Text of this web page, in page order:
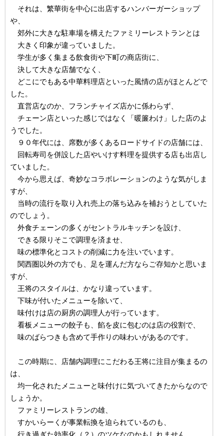
それは、繁華街を中心に出店するハンバーガーショップ
や、
郊外に大きな駐車場を構えたファミリーレストランとは
大きく印象が違っていました。
学生が多く集まる飲食街や下町の商店街に、
決して大きな店舗でなく、
どこにでもある中華料理店といった風情の店がほとんどで
した。
直営店なのか、フランチャイズ店かに係わらず、
チェーン店といった感じではなく「暖簾わけ」した店のよ
うでした。
９０年代には、席数が多くあるロードサイドの店舗には、
回転寿司を併設した店やいけす料理を提供する店も出店し
ていました。
今から思えば、奇妙なコラボレーションのような気がしま
すが、
当時の流行を取り入れ売上の落ち込みを補おうとしていた
のでしょう。
外食チェーンの多くがセントラルキッチンを設け、
できる限りそこで調理を済ませ、
味の標準化とコストの削減に力を注いでいます。
関西圏以外の方でも、足を運んだ方ならご存知かと思いま
すが、
王将のスタイルは、かなり違っています。
下味が付いたメニューを除いて、
味付けは店の厨房の調理人が行っています。
看板メニューの餃子も、餡を皮に包むのは店の役割で、
味のばらつきも含めて手作りの味わいがあるのです。
この時期に、店舗内調理にこだわる王将に注目が集まるの
は、
均一化されたメニューと味付けに気づいてきたからなので
しょうか。
ファミリーレストランの雄、
すかいらーくが事業転換を迫られているのも、
行き過ぎた効率化（？）のツケなのかもしれません。